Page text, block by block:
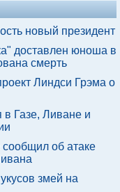
новый президент
доставлен юноша в
смерть
Линдси Грэма о
в Газе, Ливане и
об атаке
змей на